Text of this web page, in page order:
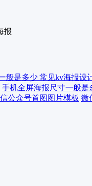
报
般是多少 常见kv海报设
手机全屏海报尺寸一般
微